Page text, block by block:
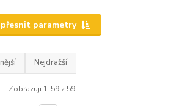
parametry
Nejdražší
Zobrazuji 1-59 z 59